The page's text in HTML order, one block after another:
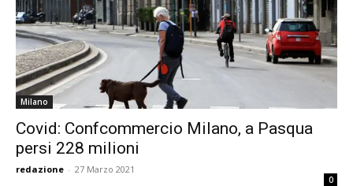
Milano
Covid: Confcommercio Milano, a Pasqua
persi 228 milioni
redazione - 27 Marzo 2021
0